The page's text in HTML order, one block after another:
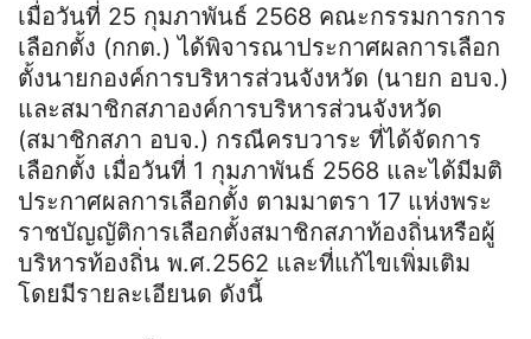
เมื่อวันที่ 25 กุมภาพันธ์ 2568 คณะกรรมการการ
เลือกตั้ง (กกต.) ได้พิจารณาประกาศผลการเลือก
ตั้งนายกองค์การบริหารส่วนจังหวัด (นายก อบจ.)
และสมาชิกสภาองค์การบริหารส่วนจังหวัด
(สมาชิกสภา อบจ.) กรณีครบวาระ ที่ได้จัดการ
เลือกตั้ง เมื่อวันที่ 1 กุมภาพันธ์ 2568 และได้มีมติ
ประกาศผลการเลือกตั้ง ตามมาตรา 17 แห่งพระ
ราชบัญญัติการเลือกตั้งสมาชิกสภาท้องถิ่นหรือผู้
บริหารท้องถิ่น พ.ศ.2562 และที่แก้ไขเพิ่มเติม
โดยมีรายละเอียนด ดังนี้